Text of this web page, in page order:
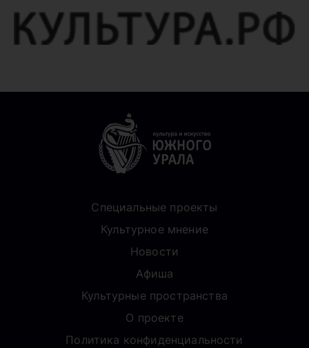
Специальные проекты
Культурное мнение
Новости
Афиша
Культурные пространства
О проекте
Политика конфиденциальности